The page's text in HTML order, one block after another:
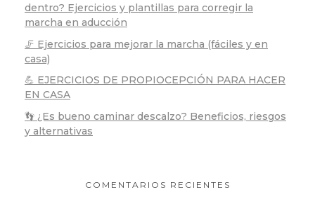
dentro? Ejercicios y plantillas para corregir la
marcha en aducción
🦵 Ejercicios para mejorar la marcha (fáciles y en
casa)
💪 EJERCICIOS DE PROPIOCEPCIÓN PARA HACER
EN CASA
👣 ¿Es bueno caminar descalzo? Beneficios, riesgos
y alternativas
COMENTARIOS RECIENTES